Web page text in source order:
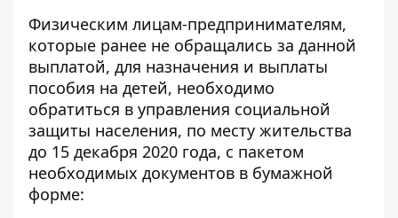
Физическим лицам-предпринимателям,
которые ранее не обращались за данной
выплатой, для назначения и выплаты
пособия на детей, необходимо
обратиться в управления социальной
защиты населения, по месту жительства
до 15 декабря 2020 года, с пакетом
необходимых документов в бумажной
форме: